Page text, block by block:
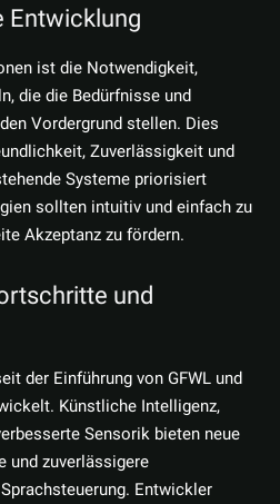
Entwicklung
ist die Notwendigkeit,
die die Bedürfnisse und
Vordergrund stellen. Dies
Zuverlässigkeit und
Systeme priorisiert
sollten intuitiv und einfach zu
Akzeptanz zu fördern.
und
der Einführung von GFWL und
Künstliche Intelligenz,
Sensorik bieten neue
und zuverlässigere
Entwickler